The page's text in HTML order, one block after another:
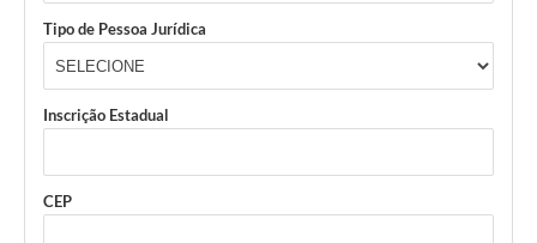
Tipo de Pessoa Jurídica
Inscrição Estadual
CEP